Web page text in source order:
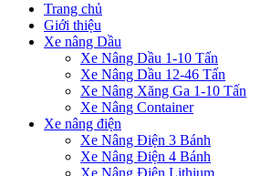
Trang chủ
Giới thiệu
Xe nâng Dầu
Xe Nâng Dầu 1-10 Tấn
Xe Nâng Dầu 12-46 Tấn
Xe Nâng Xăng Ga 1-10 Tấn
Xe Nâng Container
Xe nâng điện
Xe Nâng Điện 3 Bánh
Xe Nâng Điện 4 Bánh
Xe Nâng Điện Lithium